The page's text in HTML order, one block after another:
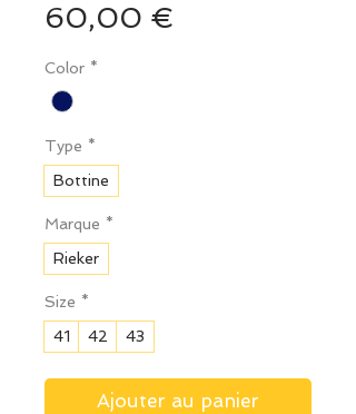
60,00 €
Color *
Type *
Bottine
Marque *
Rieker
Size *
41
42 43
Ajouter au panier